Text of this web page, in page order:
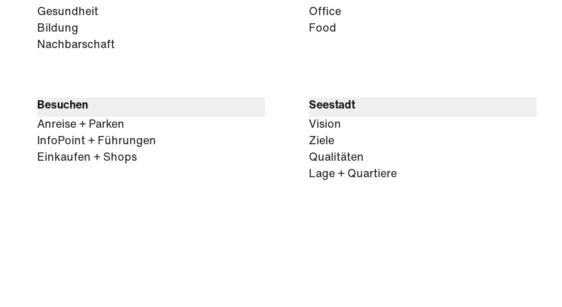
Gesundheit
Bildung
Nachbarschaft
Office
Food
Besuchen
Anreise + Parken
InfoPoint + Führungen
Einkaufen + Shops
Seestadt
Vision
Ziele
Qualitäten
Lage + Quartiere